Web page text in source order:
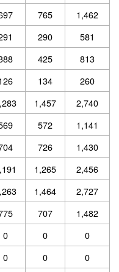
765
1,462
290
581
425
813
134
260
1,457
2,740
572
1,141
726
1,430
1,265
2,456
1,464
2,727
707
1,482
0 0
0
0 0
0